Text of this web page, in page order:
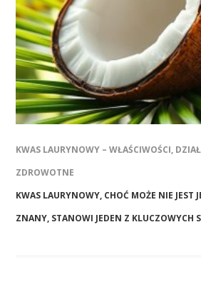
KWAS LAURYNOWY – WŁAŚCIWOŚCI,
ZDROWOTNE
KWAS LAURYNOWY, CHOĆ MOŻE NIE JEST
ZNANY, STANOWI JEDEN Z KLUCZOWYCH